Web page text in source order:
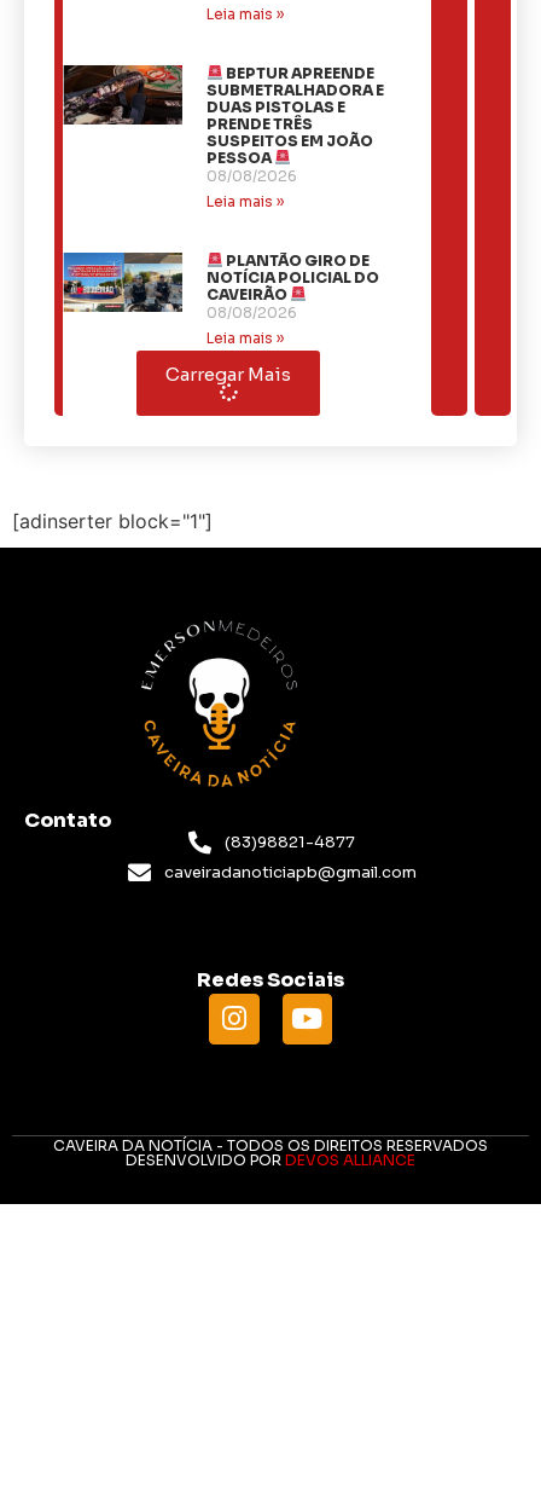
Leia mais »
BEPTUR APREENDE
SUBMETRALHADORA E
DUAS PISTOLAS E
PRENDE TRÊS
SUSPEITOS EM JOÃO
PESSOA
08/08/2026
Leia mais »
PLANTÃO GIRO DE
NOTÍCIA POLICIAL DO
CAVEIRÃO
08/08/2026
Leia mais »
Carregar Mais
[adinserter block="1"]
Contato
(83)98821-4877
caveiradanoticiapb@gmail.com
Redes Sociais
CAVEIRA DA NOTÍCIA - TODOS OS DIREITOS RESERVADOS
DESENVOLVIDO POR DEVOS ALLIANCE